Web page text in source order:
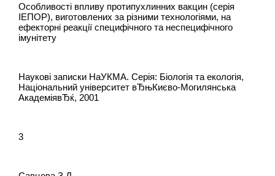
Особливості впливу протипухлинних вакцин (серія
ІЕПОР), виготовлених за різними технологіями, на
ефекторні реакції специфічного та неспецифічного
імунітету
Наукові записки НаУКМА. Серія: Біологія та екологія,
Національний університет вЂњКиєво-Могилянська
АкадеміявЂќ, 2001
3